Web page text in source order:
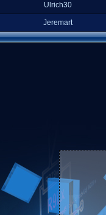
Ulrich30
Jeremart